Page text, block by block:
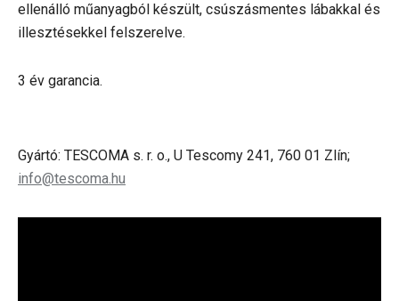
ellenálló műanyagból készült, csúszásmentes lábakkal és
illesztésekkel felszerelve.
3 év garancia.
Gyártó: TESCOMA s. r. o., U Tescomy 241, 760 01 Zlín;
info@tescoma.hu